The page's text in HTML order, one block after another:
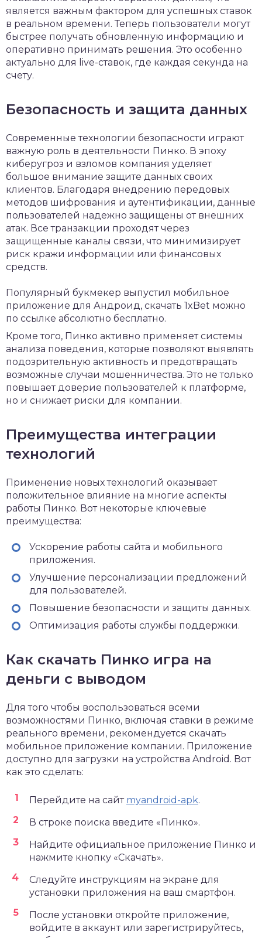
является важным фактором для успешных ставок
в реальном времени. Теперь пользователи могут
быстрее получать обновленную информацию и
оперативно принимать решения. Это особенно
актуально для live-ставок, где каждая секунда на
счету.
Безопасность и защита данных
Современные технологии безопасности играют
важную роль в деятельности Пинко. В эпоху
киберугроз и взломов компания уделяет
большое внимание защите данных своих
клиентов. Благодаря внедрению передовых
методов шифрования и аутентификации, данные
пользователей надежно защищены от внешних
атак. Все транзакции проходят через
защищенные каналы связи, что минимизирует
риск кражи информации или финансовых
средств.
Популярный букмекер выпустил мобильное
приложение для Андроид, скачать 1xBet можно
по ссылке абсолютно бесплатно.
Кроме того, Пинко активно применяет системы
анализа поведения, которые позволяют выявлять
подозрительную активность и предотвращать
возможные случаи мошенничества. Это не только
повышает доверие пользователей к платформе,
но и снижает риски для компании.
Преимущества интеграции
технологий
Применение новых технологий оказывает
положительное влияние на многие аспекты
работы Пинко. Вот некоторые ключевые
преимущества:
Ускорение работы сайта и мобильного
приложения.
Улучшение персонализации предложений
для пользователей.
Повышение безопасности и защиты данных.
Оптимизация работы службы поддержки.
Как скачать Пинко игра на
деньги с выводом
Для того чтобы воспользоваться всеми
возможностями Пинко, включая ставки в режиме
реального времени, рекомендуется скачать
мобильное приложение компании. Приложение
доступно для загрузки на устройства Android. Вот
как это сделать:
Перейдите на сайт myandroid-apk.
В строке поиска введите «Пинко».
Найдите официальное приложение Пинко и
нажмите кнопку «Скачать».
Следуйте инструкциям на экране для
установки приложения на ваш смартфон.
После установки откройте приложение,
войдите в аккаунт или зарегистрируйтесь,